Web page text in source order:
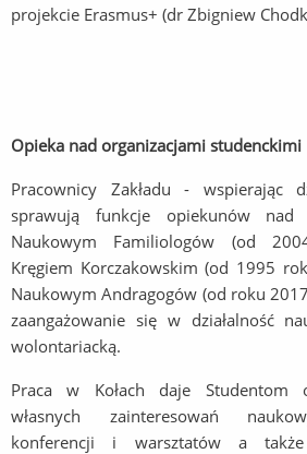
projekcie Erasmus+ (dr Zbigniew
Opieka nad organizacjami studenckimi
Pracownicy Zakładu - wspierając
sprawują funkcje opiekunów nad
Naukowym Familiologów (od
Kręgiem Korczakowskim (od 1995
Naukowym Andragogów (od roku
zaangażowanie się w działalność
wolontariacką.
Praca w Kołach daje Studentom
własnych zainteresowań
konferencji i warsztatów a